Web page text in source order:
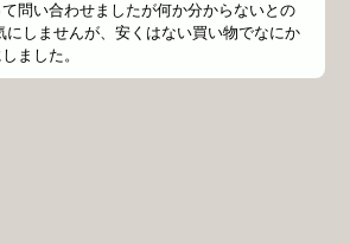
問い合わせましたが何か分からないとの
にしませんが、安くはない買い物でなにか
ました。